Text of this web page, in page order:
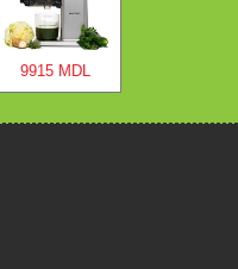
9915 MDL